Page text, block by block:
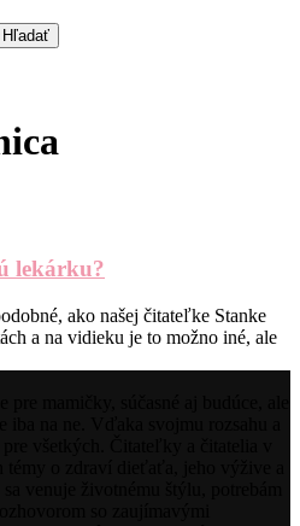
lekárku?
ako našej čitateľke Stanke
a na vidieku je to možno iné, ale